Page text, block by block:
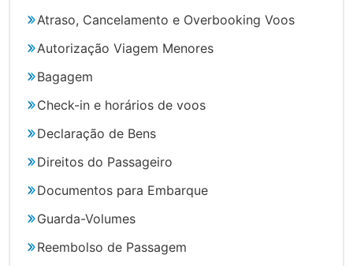
Atraso, Cancelamento e Overbooking Voos
Autorização Viagem Menores
Bagagem
Check-in e horários de voos
Declaração de Bens
Direitos do Passageiro
Documentos para Embarque
Guarda-Volumes
Reembolso de Passagem